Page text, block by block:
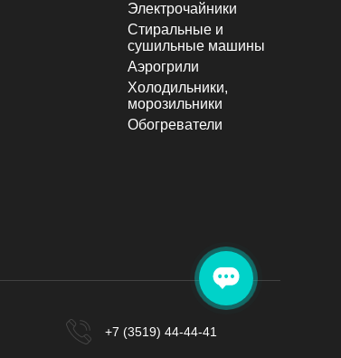
Электрочайники
Стиральные и
сушильные машины
Аэрогрили
Холодильники,
морозильники
Обогреватели
+7 (3519) 44-44-41